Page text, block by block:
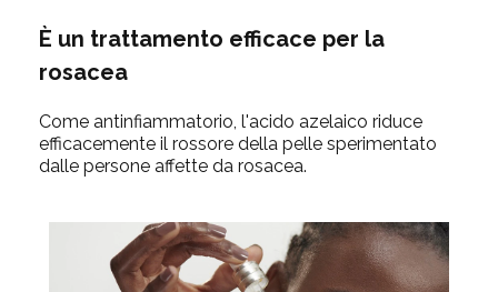
È un trattamento efficace per la
rosacea
Come antinfiammatorio, l'acido azelaico riduce
efficacemente il rossore della pelle sperimentato
dalle persone affette da rosacea.